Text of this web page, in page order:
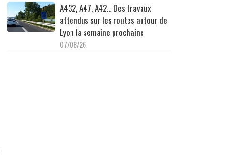
A432, A47, A42… Des travaux
attendus sur les routes autour de
Lyon la semaine prochaine
07/08/26